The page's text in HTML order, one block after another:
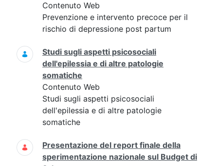
Contenuto Web
Prevenzione e intervento precoce per il
rischio di depressione post partum
Studi sugli aspetti psicosociali
dell'epilessia e di altre patologie
somatiche
Contenuto Web
Studi sugli aspetti psicosociali
dell'epilessia e di altre patologie
somatiche
Presentazione del report finale della
sperimentazione nazionale sul Budget di